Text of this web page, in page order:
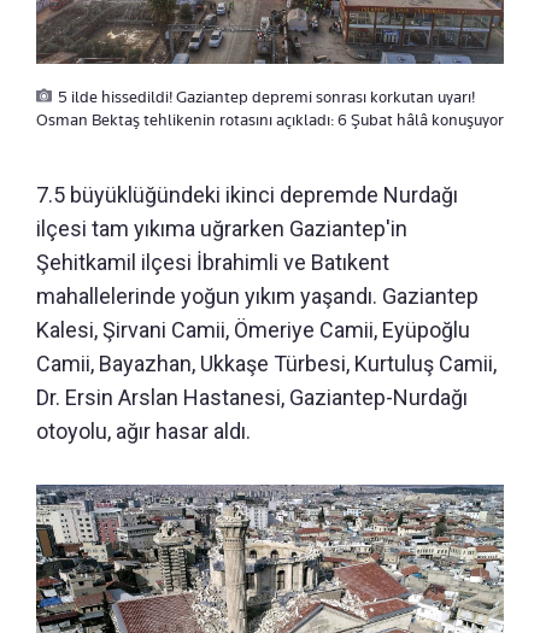
5 ilde hissedildi! Gaziantep depremi sonrası korkutan uyarı!
Osman Bektaş tehlikenin rotasını açıkladı: 6 Şubat hâlâ konuşuyor
7.5 büyüklüğündeki ikinci depremde Nurdağı
ilçesi tam yıkıma uğrarken Gaziantep'in
Şehitkamil ilçesi İbrahimli ve Batıkent
mahallelerinde yoğun yıkım yaşandı. Gaziantep
Kalesi,Şirvani Camii, Ömeriye Camii, Eyüpoğlu
Camii, Bayazhan, Ukkaşe Türbesi, Kurtuluş Camii,
Dr. Ersin Arslan Hastanesi, Gaziantep-Nurdağı
otoyolu, ağır hasar aldı.